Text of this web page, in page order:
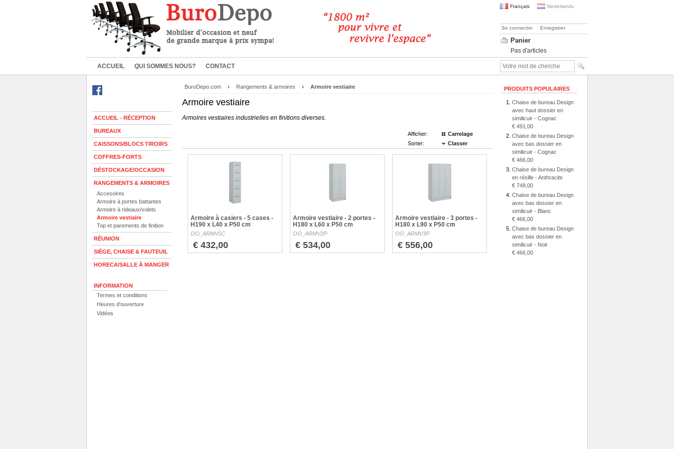
Panier
Pas d'articles
ACCUEIL QUI SOMMES NOUS? CONTACT
Français Nederlands
Se connecter Enregistrer
ACCUEIL - RÉCEPTION
BUREAUX
CAISSONS/BLOCS TIROIRS
COFFRES-FORTS
DÉSTOCKAGE/OCCASION
RANGEMENTS & ARMOIRES
Accesoires
Armoire à portes battantes
Armoire à rideaux/volets
Armoire vestiaire
Top et parements de finition
RÉUNION
SIÈGE, CHAISE & FAUTEUIL
HORECA/SALLE À MANGER
INFORMATION
Termes et conditions
Heures d'ouverture
Vidéos
PRODUITS POPULAIRES
Chaise de bureau Design
avec haut dossier en
similicuir - Cognac
€ 491,00
Chaise de bureau Design
avec bas dossier en
similicuir - Cognac
€ 466,00
Chaise de bureau Design
en résille - Anthracite
€ 748,00
Chaise de bureau Design
avec bas dossier en
similicuir - Blanc
€ 466,00
Chaise de bureau Design
avec bas dossier en
similicuir - Noir
€ 466,00
BuroDepo.com › Rangements & armoires › Armoire vestiaire
Armoire vestiaire
Armoires vestiaires industrielles en finitions diverses.
Afficher:
Carrelage
Sorter:
Classer
Armoire à casiers - 5 cases -
H190 x L40 x P50 cm
OO_ARMV5C
€ 432,00
Armoire vestiaire - 2 portes -
H180 x L60 x P50 cm
OO_ARMV2P
€ 534,00
Armoire vestiaire - 3 portes -
H180 x L90 x P50 cm
OO_ARMV3P
€ 556,00